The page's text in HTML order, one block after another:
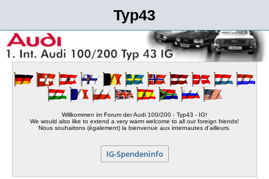
Typ43
Willkommen im Forum der Audi 100/200 - Typ43 - IG!
We would also like to extend a very warm welcome to all our foreign friends!
Nous souhaitons (également) la bienvenue aux internautes d'ailleurs.
IG-Spendeninfo